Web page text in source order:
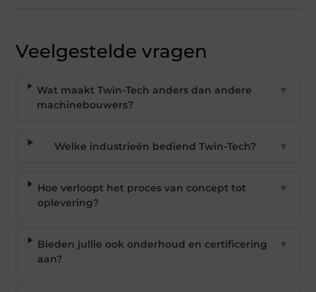
Veelgestelde vragen
Wat maakt Twin-Tech anders dan andere
machinebouwers?
▼
Welke industrieën bediend Twin-Tech? ▼
Hoe verloopt het proces van concept tot
oplevering?
▼
Bieden jullie ook onderhoud en certificering
aan?
▼